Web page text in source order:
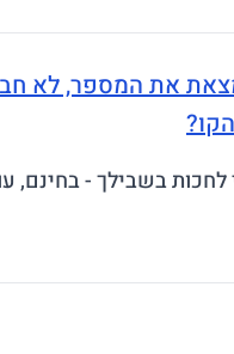
את המספר, לא
לחכות בשבילך - בחינם,